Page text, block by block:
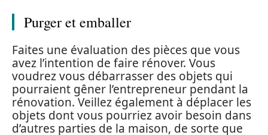
Purger et emballer
Faites une évaluation des pièces que vous
avez l’intention de faire rénover. Vous
voudrez vous débarrasser des objets qui
pourraient gêner l’entrepreneur pendant la
rénovation. Veillez également à déplacer les
objets dont vous pourriez avoir besoin dans
d’autres parties de la maison, de sorte que